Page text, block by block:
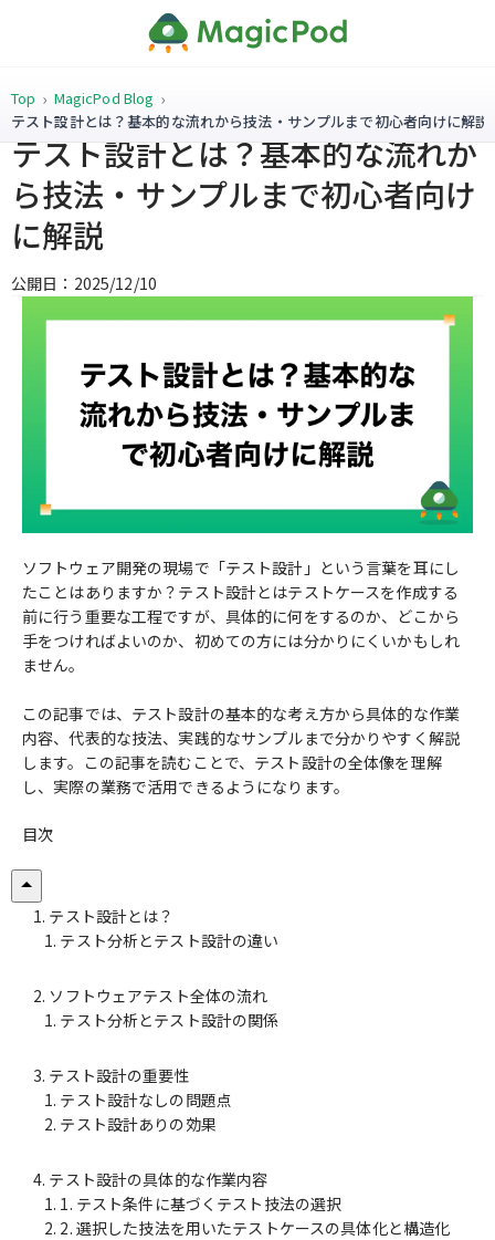
Top
MagicPod Blog
テスト設計とは？基本的な流れから技法・サンプルまで初心者向けに解説
テスト設計とは？基本的な流れか
ら技法・サンプルまで初心者向け
に解説
公開日：2025/12/10
ソフトウェア開発の現場で「テスト設計」という言葉を耳にし
たことはありますか？テスト設計とはテストケースを作成する
前に行う重要な工程ですが、具体的に何をするのか、どこから
手をつければよいのか、初めての方には分かりにくいかもしれ
ません。
この記事では、テスト設計の基本的な考え方から具体的な作業
内容、代表的な技法、実践的なサンプルまで分かりやすく解説
します。この記事を読むことで、テスト設計の全体像を理解
し、実際の業務で活用できるようになります。
目次
テスト設計とは？
テスト分析とテスト設計の違い
ソフトウェアテスト全体の流れ
テスト分析とテスト設計の関係
テスト設計の重要性
テスト設計なしの問題点
テスト設計ありの効果
テスト設計の具体的な作業内容
1. テスト条件に基づくテスト技法の選択
2. 選択した技法を用いたテストケースの具体化と構造化